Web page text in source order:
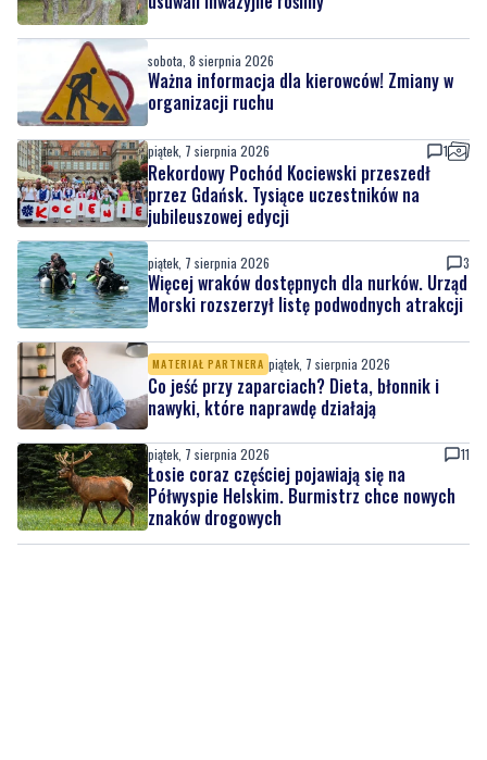
sobota, 8 sierpnia 2026
Ważna informacja dla kierowców! Zmiany w
organizacji ruchu
piątek, 7 sierpnia 2026 1
Rekordowy Pochód Kociewski przeszedł
przez Gdańsk. Tysiące uczestników na
jubileuszowej edycji
piątek, 7 sierpnia 2026 3
Więcej wraków dostępnych dla nurków. Urząd
Morski rozszerzył listę podwodnych atrakcji
MATERIAŁ PARTNERA piątek, 7 sierpnia 2026
Co jeść przy zaparciach? Dieta, błonnik i
nawyki, które naprawdę działają
piątek, 7 sierpnia 2026 11
Łosie coraz częściej pojawiają się na
Półwyspie Helskim. Burmistrz chce nowych
znaków drogowych